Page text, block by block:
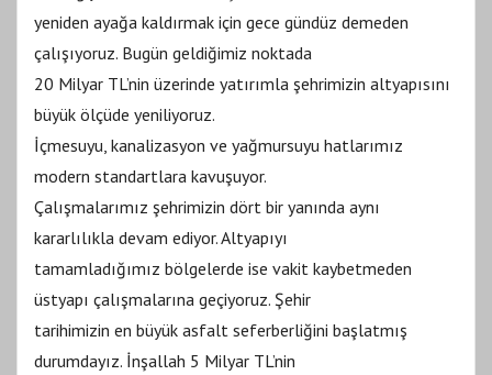
yeniden ayağa kaldırmak için gece gündüz demeden
çalışıyoruz. Bugün geldiğimiz noktada
20 Milyar TL’nin üzerinde yatırımla şehrimizin altyapısını
büyük ölçüde yeniliyoruz.
İçmesuyu, kanalizasyon ve yağmursuyu hatlarımız
modern standartlara kavuşuyor.
Çalışmalarımız şehrimizin dört bir yanında aynı
kararlılıkla devam ediyor. Altyapıyı
tamamladığımız bölgelerde ise vakit kaybetmeden
üstyapı çalışmalarına geçiyoruz. Şehir
tarihimizin en büyük asfalt seferberliğini başlatmış
durumdayız. İnşallah 5 Milyar TL’nin